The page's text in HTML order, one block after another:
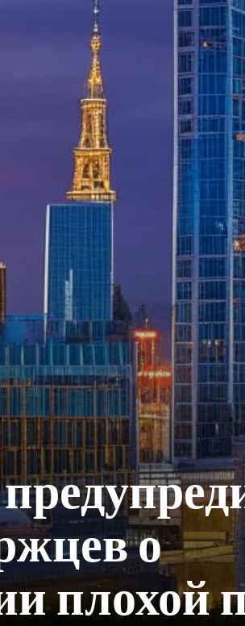
о
плохой